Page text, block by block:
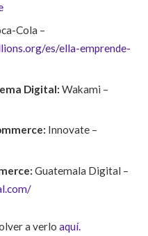
Cola –
es/ella-emprende-
Digital: Wakami –
Innovate –
Guatemala Digital –
a verlo aquí.